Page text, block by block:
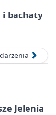
i bachaty
Jelenia